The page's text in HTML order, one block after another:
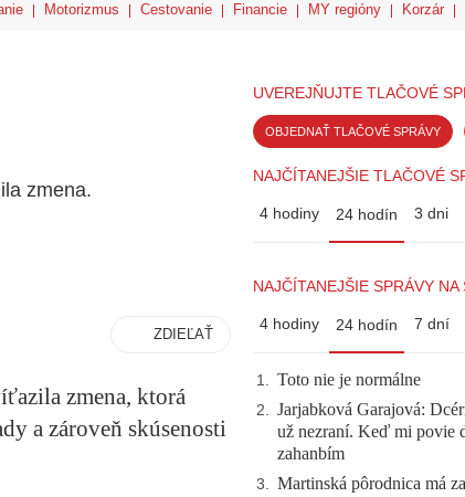
Motorizmus Cestovanie Financie MY regióny Korzár
zmena.
ZDIEĽAŤ
zmena, ktorá
a zároveň skúsenosti
UVEREJŇUJTE TLAČOVÉ
OBJEDNAŤ TLAČOVÉ SPRÁVY
NAJČÍTANEJŠIE TLAČOVÉ
4 hodiny 24 hodín 3 dni
NAJČÍTANEJŠIE SPRÁVY NA
4 hodiny 24 hodín 7 dní
1. Toto nie je normálne
2. Jarjabková Garajová:
už nezraní. Keď mi povie
zahanbím
3. Martinská pôrodnica má